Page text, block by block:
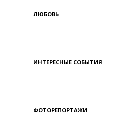
ЛЮБОВЬ
ИНТЕРЕСНЫЕ СОБЫТИЯ
ФОТОРЕПОРТАЖИ